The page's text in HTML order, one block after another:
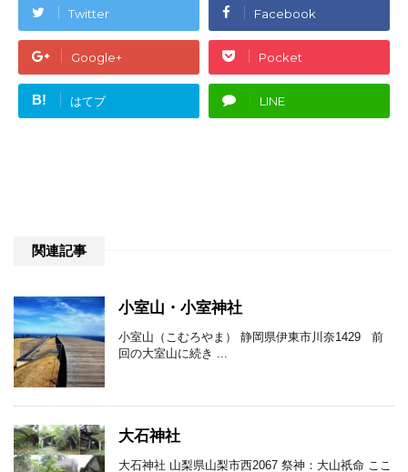
Twitter Facebook
Google+ Pocket
B! はてブ LINE
関連記事
小室山・小室神社
小室山（こむろやま） 静岡県伊東市川奈1429 前
回の大室山に続き ...
大石神社
大石神社 山梨県山梨市西2067 祭神：大山祇命 ここ